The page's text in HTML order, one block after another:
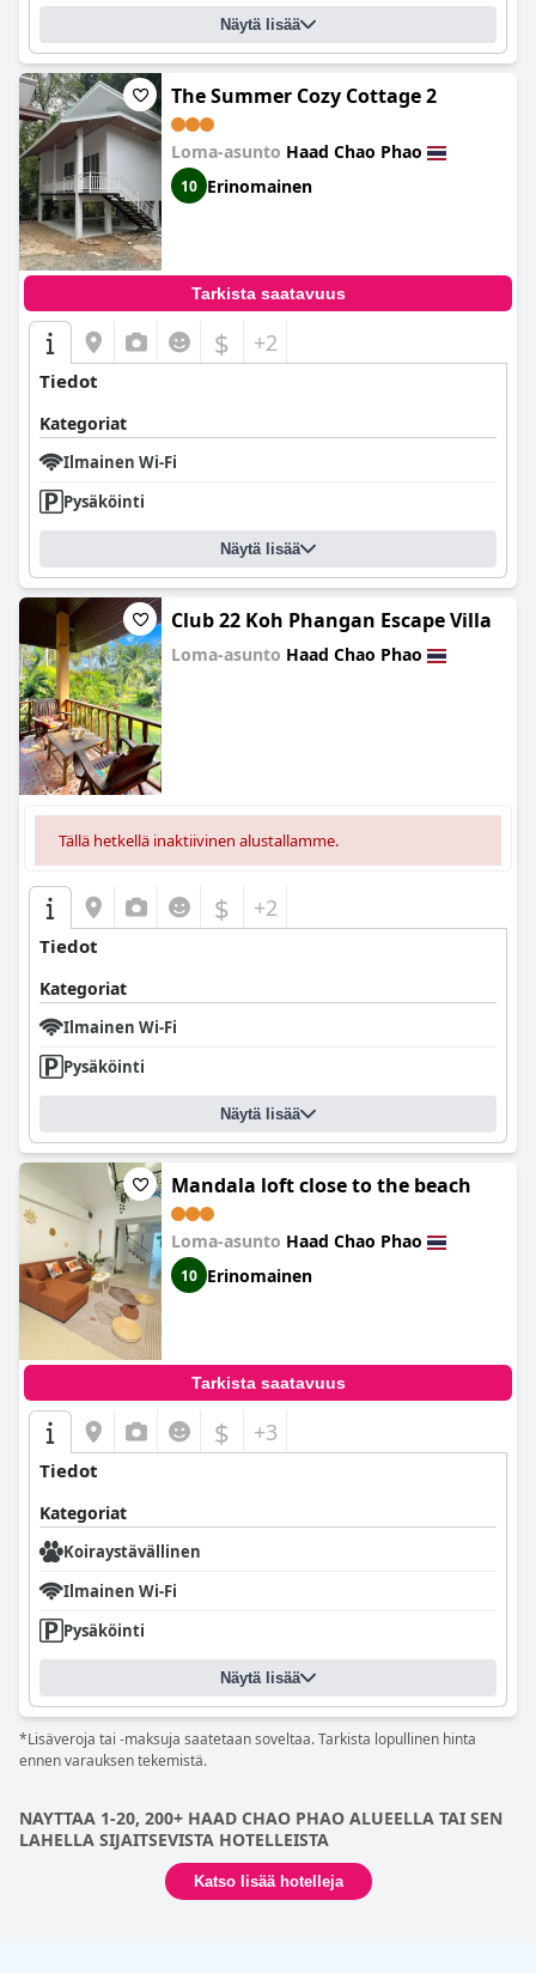
Näytä lisää
The Summer Cozy Cottage 2
Loma-asunto Haad Chao Phao
10 Erinomainen
Tarkista saatavuus
$ +2
Tiedot
Kategoriat
Ilmainen Wi-Fi
Pysäköinti
Näytä lisää
Club 22 Koh Phangan Escape Villa
Loma-asunto Haad Chao Phao
Tällä hetkellä inaktiivinen alustallamme.
$ +2
Tiedot
Kategoriat
Ilmainen Wi-Fi
Pysäköinti
Näytä lisää
Mandala loft close to the beach
Loma-asunto Haad Chao Phao
10 Erinomainen
Tarkista saatavuus
$ +3
Tiedot
Kategoriat
Koiraystävällinen
Ilmainen Wi-Fi
Pysäköinti
Näytä lisää
*Lisäveroja tai -maksuja saatetaan soveltaa. Tarkista lopullinen hinta
ennen varauksen tekemistä.
NAYTTAA 1-20, 200+ HAAD CHAO PHAO ALUEELLA TAI SEN
LAHELLA SIJAITSEVISTA HOTELLEISTA
Katso lisää hotelleja